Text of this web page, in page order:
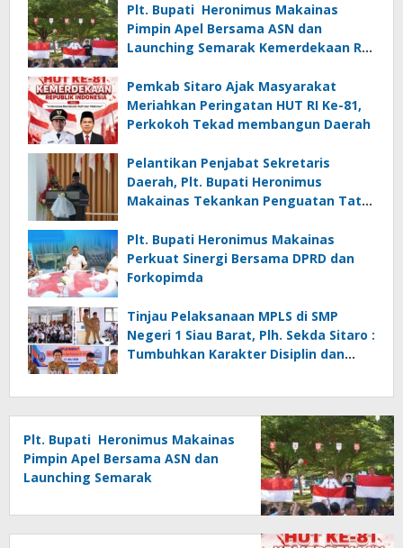
Plt. Bupati Heronimus Makainas
Pimpin Apel Bersama ASN dan
Launching Semarak Kemerdekaan RI
Pemkab Sitaro Ajak Masyarakat
Meriahkan Peringatan HUT RI Ke-81,
Perkokoh Tekad membangun Daerah
Pelantikan Penjabat Sekretaris
Daerah, Plt. Bupati Heronimus
Makainas Tekankan Penguatan Tata
Publik
Plt. Bupati Heronimus Makainas
Perkuat Sinergi Bersama DPRD dan
Forkopimda
Tinjau Pelaksanaan MPLS di SMP
Negeri 1 Siau Barat, Plh. Sekda Sitaro :
Tumbuhkan Karakter Disiplin dan
Plt. Bupati Heronimus Makainas
Pimpin Apel Bersama ASN dan
Launching Semarak